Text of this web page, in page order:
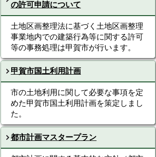
の許可申請について
土地区画整理法に基づく土地区画整理
事業地内での建築行為等に関する許可
等の事務処理は甲賀市が行います。
甲賀市国土利用計画
市の土地利用に関して必要な事項を定
めた甲賀市国土利用計画を策定しまし
た。
都市計画マスタープラン